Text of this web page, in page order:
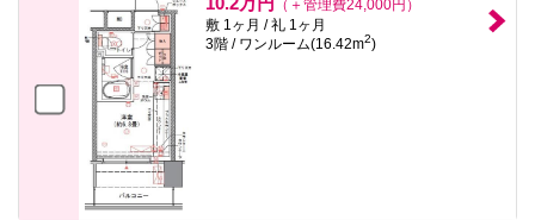
（＋管理費24,000円）
敷 1ヶ月 / 礼 1ヶ月
3階 / ワンルーム(16.42m2)